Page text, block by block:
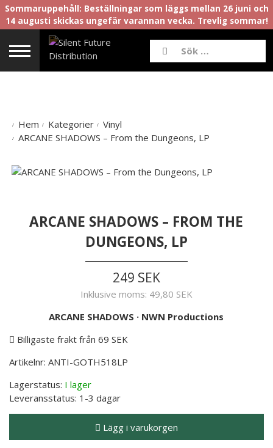
Sommaruppehåll: Beställningar som läggs mellan 26 juni och
14 augusti skickas ungefär varannan vecka. Trevlig sommar!
Hem Kategorier
Vinyl
ARCANE SHADOWS – From the Dungeons, LP
ARCANE SHADOWS – FROM THE
DUNGEONS, LP
249 SEK
Inklusive moms: 49,80 SEK
ARCANE SHADOWS · NWN Productions
Billigaste frakt från 69 SEK
Artikelnr: ANTI-GOTH518LP
Lagerstatus: I lager
Leveransstatus: 1-3 dagar
Lägg i varukorgen